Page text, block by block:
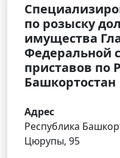
по розыску
имущества
Федеральной
приставов по
Башкортостан
Адрес
Республика
Цюрупы, 95